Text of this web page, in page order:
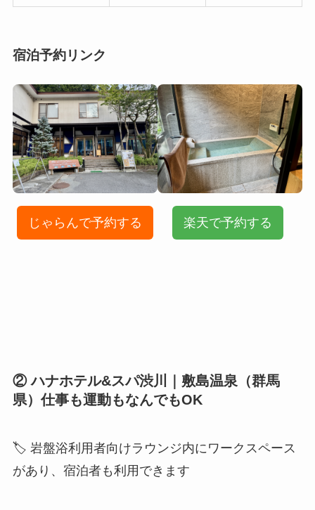
宿泊予約リンク
じゃらんで予約する 楽天で予約する
② ハナホテル&スパ渋川｜敷島温泉（群馬
県）仕事も運動もなんでもOK
🏷 岩盤浴利用者向けラウンジ内にワークスペース
があり、宿泊者も利用できます